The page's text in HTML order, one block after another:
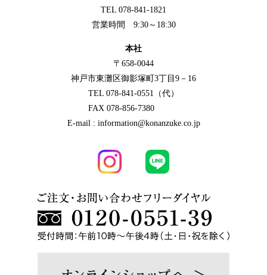
TEL 078-841-1821
営業時間 9:30～18:30
本社
〒658-0044
神戸市東灘区御影塚町3丁目9－16
TEL 078-841-0551（代）
FAX 078-856-7380
E-mail : information@konanzuke.co.jp